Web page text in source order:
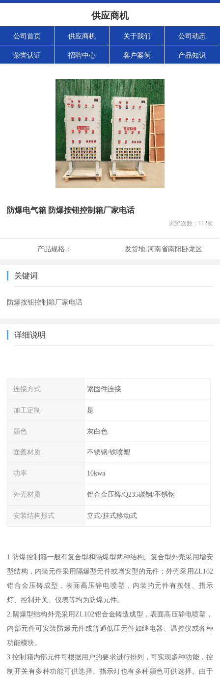
供应商机
公司首页 供应商机 关于我们 公司动态
荣誉认证 招聘中心 客户案例 产品知识
防爆电气箱 防爆按钮控制箱厂家电话
浏览次数： 112次
产品规格： 发货地:河南省南阳卧龙区
关键词
防爆按钮控制箱厂家电话
详细说明
连接方式 紧固件连接
加工定制 是
颜色 灰白色
面盖材质 不锈钢/铁喷塑
功率 10kwa
外壳材质 铝合金压铸/Q235碳钢/不锈钢
安装结构形式 立式/挂式移动式
1.防爆控制箱一般有复合型和隔爆型两种结构。复合型外壳采用增安
型结构，内装元件采用隔爆型元件或增安型的元件；外壳采用ZL102
铝合金压铸成型，表面高压静电喷塑，内装的元件有按钮、指示
灯、控制开关、仪表等均为防爆元件。
2.隔爆型结构外壳采用ZL102铝合金铸造成型，表面高压静电喷塑，
内部元件可安装防爆元件或普通低压元件如继电器、温控仪或各种
功能模块。
3.控制箱内部元件可根据用户的要求进行排列，可实现多种功能，控
制开关有多种功能可供选择。指示灯也有多种颜色可供选择。由于